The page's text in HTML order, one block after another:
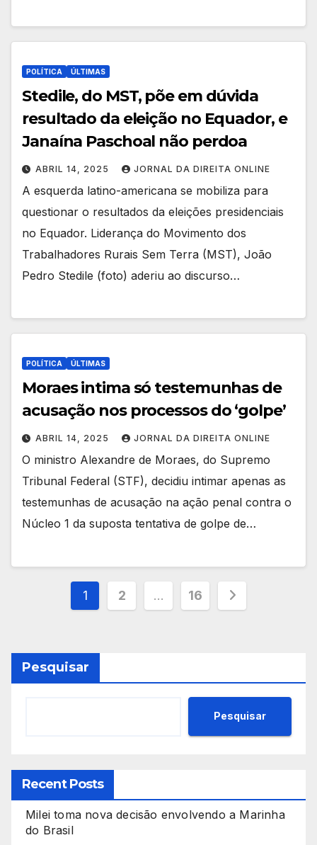
POLÍTICA ÚLTIMAS
Stedile, do MST, põe em dúvida
resultado da eleição no Equador, e
Janaína Paschoal não perdoa
ABRIL 14, 2025 JORNAL DA DIREITA ONLINE
A esquerda latino-americana se mobiliza para
questionar o resultados da eleições presidenciais
no Equador. Liderança do Movimento dos
Trabalhadores Rurais Sem Terra (MST), João
Pedro Stedile (foto) aderiu ao discurso…
POLÍTICA ÚLTIMAS
Moraes intima só testemunhas de
acusação nos processos do ‘golpe’
ABRIL 14, 2025 JORNAL DA DIREITA ONLINE
O ministro Alexandre de Moraes, do Supremo
Tribunal Federal (STF), decidiu intimar apenas as
testemunhas de acusação na ação penal contra o
Núcleo 1 da suposta tentativa de golpe de…
Paginação
posts
1 2 … 16
Pesquisar
Pesquisar
Recent Posts
Milei toma nova decisão envolvendo a Marinha
do Brasil